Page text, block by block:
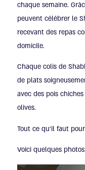
chaque semaine.
peuvent célébrer le
recevant des repas
domicile.
Chaque colis de
de plats
avec des pois
olives.
Tout ce qu'il faut
Voici quelques